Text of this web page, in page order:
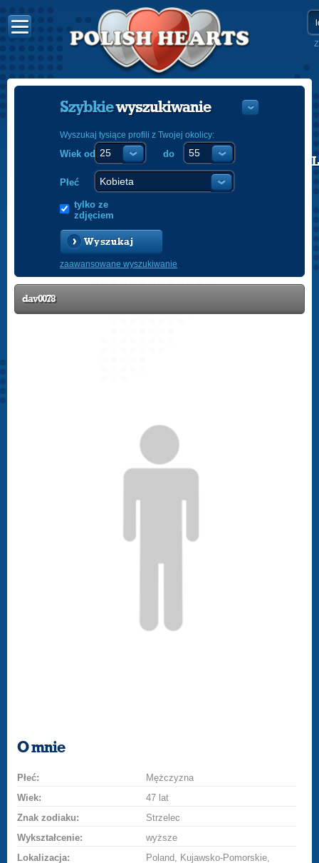
POLISH
Szybkiewyszukiwanie
Wyszukaj tysiące profili z Twojej okolicy:
Wiek od do
Płeć
tylko ze
zdjęciem
Wyszukaj
zaawansowane wyszukiwanie
dav0078
O mnie
Płeć:
Mężczyzna
Wiek:
47 lat
Znak zodiaku:
Strzelec
Wykształcenie:
wyższe
Lokalizacja:
Poland, Kujawsko-Pomorskie,